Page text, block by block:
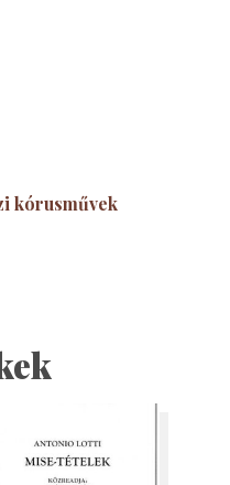
kórusművek